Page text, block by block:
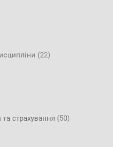
(22)
страхування (50)